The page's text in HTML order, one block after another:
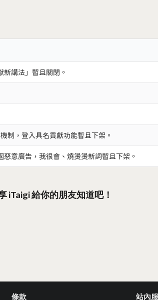
講法」暫且關閉。
制，登入具名貢獻功能暫且下架。
意廣告，我很會、燒燙燙新詞暫且下架。
iTaigi 給你的朋友知道吧！
條款 站內